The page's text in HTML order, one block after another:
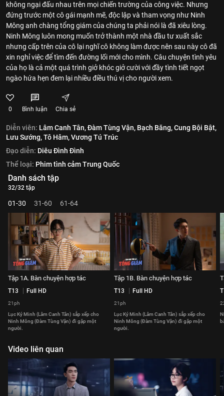
không ngại đấu nhau trên mọi chiến trường của công việc. Nhưng
đứng trước một cô gái mạnh mẽ, độc lập và tham vọng như Ninh
Mông anh chàng tổng giám của chúng ta phải nói là đã xiêu lòng.
Ninh Mông luôn mong muốn trở thành một nhà đầu tư xuất sắc
nhưng cấp trên của cô lại nghĩ cô không làm được nên sau này cô đã
xin nghỉ việc để tìm đến đường lối mới cho mình. Câu chuyện tình yêu
của họ là cả một quá trình giở khóc giở cười với đầy tình tiết ngọt
ngào hứa hẹn đem lại nhiều điều thú vị cho người xem.
0 Bình luận Chia sẻ
Diễn viên: Lâm Canh Tân,Đàm Tùng Vận, Bạch Băng,Cung Bội Bật,
Lưu Sướng,Tô Hâm,Vương Tú Trúc
Đạo diễn: Diêu Đình Đình
Thể loại: Phim tình cảm Trung Quốc
Danh sách tập
32/32 tập
01-30 31-60 61-64
Tập 1A. Bàn chuyện hợp tác
T13 Full HD
21ph
Lục Ký Minh (Lâm Canh Tân) sắp xếp cho
Ninh Mông (Đàm Tùng Vận) đi gặp một
người.
Tập 1B. Bàn chuyện hợp tác
T13 Full HD
21ph
Lục Ký Minh (Lâm Canh Tân) sắp xếp cho
Ninh Mông (Đàm Tùng Vận) đi gặp một
người.
Video liên quan